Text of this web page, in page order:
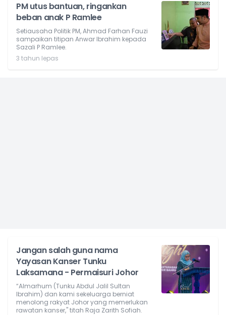
PM utus bantuan, ringankan
beban anak P Ramlee
Setiausaha Politik PM, Ahmad Farhan Fauzi
sampaikan titipan Anwar Ibrahim kepada
Sazali P Ramlee.
3 tahun lepas
Jangan salah guna nama
Yayasan Kanser Tunku
Laksamana - Permaisuri Johor
“Almarhum (Tunku Abdul Jalil Sultan
Ibrahim) dan kami sekeluarga berniat
menolong rakyat Johor yang memerlukan
rawatan kanser," titah Raja Zarith Sofiah.